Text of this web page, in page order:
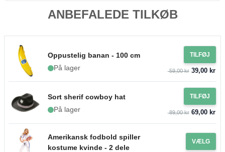
ANBEFALEDE TILKØB
Oppustelig banan - 100 cm
På lager
TILFØJ
59,00 kr39,00 kr
Sort sherif cowboy hat
På lager
TILFØJ
89,00 kr69,00 kr
Amerikansk fodbold spiller
kostume kvinde - 2 dele
VÆLG